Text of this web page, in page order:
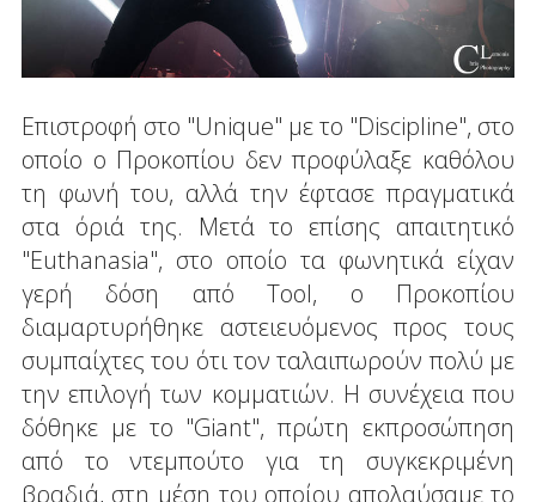
Επιστροφή στο "Unique" με το "Discipline", στο
οποίο ο Προκοπίου δεν προφύλαξε καθόλου
τη φωνή του, αλλά την έφτασε πραγματικά
στα όριά της. Μετά το επίσης απαιτητικό
"Euthanasia", στο οποίο τα φωνητικά είχαν
γερή δόση από Tool, ο Προκοπίου
διαμαρτυρήθηκε αστειευόμενος προς τους
συμπαίχτες του ότι τον ταλαιπωρούν πολύ με
την επιλογή των κομματιών. Η συνέχεια που
δόθηκε με το "Giant", πρώτη εκπροσώπηση
από το ντεμπούτο για τη συγκεκριμένη
βραδιά, στη μέση του οποίου απολαύσαμε το